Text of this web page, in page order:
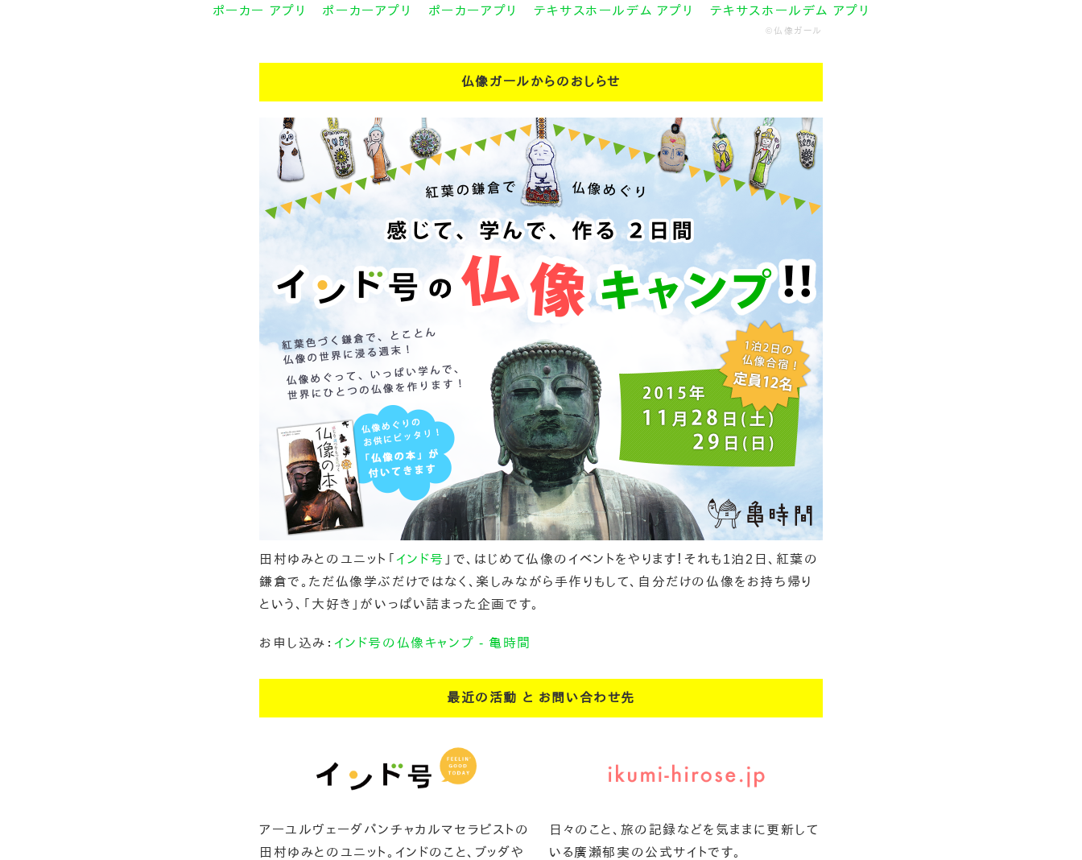
ポーカー アプリ ポーカーアプリ ポーカーアプリ テキサスホールデム アプリ テキサスホールデム アプリ
©仏像ガール
仏像ガールからのおしらせ
田村ゆみとのユニット「 インド号 」で、はじめて仏像のイベントをやります！それも1泊2日、紅葉の
鎌倉で。ただ仏像学ぶだけではなく、楽しみながら手作りもして、自分だけの仏像をお持ち帰り
という、「大好き」がいっぱい詰まった企画です。
お申し込み： インド号の仏像キャンプ - 亀時間
最近の活動 と お問い合わせ先
アーユルヴェーダパンチャカルマセラピストの
田村ゆみとのユニット。インドのこと、ブッダや
日々のこと、旅の記録などを気ままに更新して
いる廣瀬郁実の公式サイトです。